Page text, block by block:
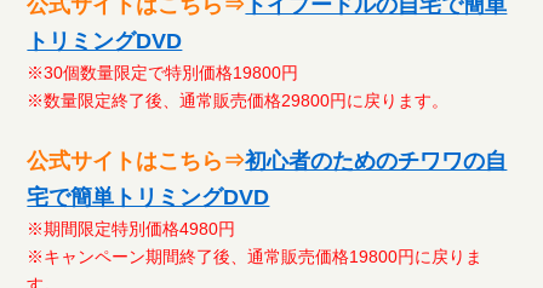
トリミングDVD
※30個数量限定で特別価格19800円
※数量限定終了後、通常販売価格29800円に戻ります。
公式サイトはこちら⇒初心者のためのチワワの自
宅で簡単トリミングDVD
※期間限定特別価格4980円
※キャンペーン期間終了後、通常販売価格19800円に戻りま
す。